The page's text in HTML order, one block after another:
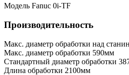
Модель Fanuc 0i-TF
Производительность
Макс. диаметр обработки над
Макс. диаметр обработки 590мм
Стандартный диаметр обработки
Длина обработки 2100мм